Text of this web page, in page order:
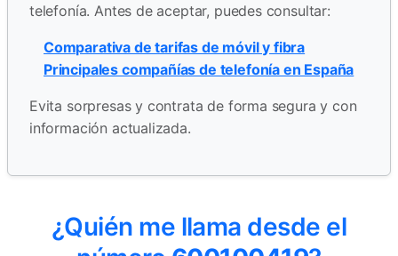
telefonía. Antes de aceptar, puedes consultar:
Comparativa de tarifas de móvil y fibra
Principales compañías de telefonía en España
Evita sorpresas y contrata de forma segura y con
información actualizada.
¿Quién me llama desde el